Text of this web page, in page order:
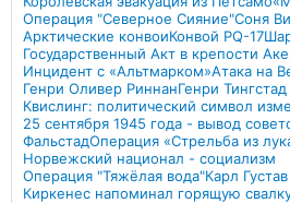
Операция "Северное Сияние"Соня
Арктические конвоиКонвой PQ-17
Государственный Акт в крепости
Инцидент с «Альтмарком»Атака на
Генри Оливер РиннанГенри Тингстад
Квислинг: политический символ
25 сентября 1945 года - вывод
ФальстадОперация «Стрельба из
Норвежский национал - социализм
Операция "Тяжёлая вода"Карл
Киркенес напоминал горящую